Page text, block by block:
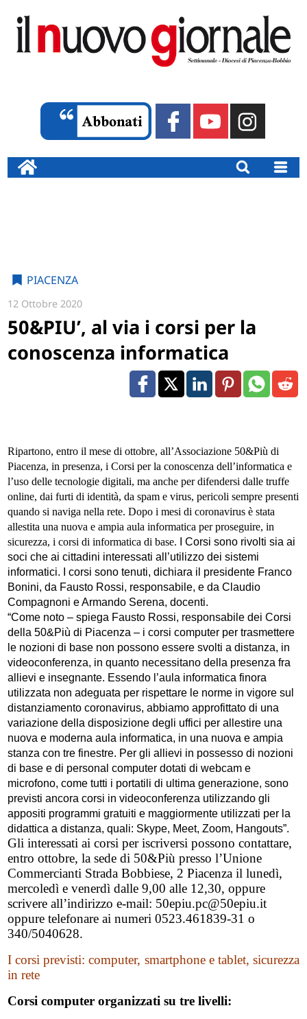
PIACENZA
12 Ottobre 2020
50&PIU’, al via i corsi per la
conoscenza informatica
Ripartono, entro il mese di ottobre, all’Associazione 50&Più di
Piacenza, in presenza, i Corsi per la conoscenza dell’informatica e
l’uso delle tecnologie digitali, ma ancheper difendersi dalle truffe
online, dai furti di identità, da spam e virus, pericoli sempre presenti
quando si naviga nella rete. Dopo i mesi di coronavirus è stata
allestita una nuova e ampia aula informatica per proseguire, in
sicurezza, i corsi di informatica di base.
I Corsi sono rivolti sia ai
soci che ai cittadini interessati all’utilizzo dei sistemi
informatici. I corsi sono tenuti, dichiara il presidente Franco
Bonini, da Fausto Rossi, responsabile, e da Claudio
Compagnoni e Armando Serena, docenti.
“Come noto – spiega Fausto Rossi, responsabile dei Corsi
della 50&Più di Piacenza – i corsi computer per trasmettere
le nozioni di base non possono essere svolti a distanza, in
videoconferenza, in quanto necessitano della presenza fra
allievi e insegnante. Essendo l’aula informatica finora
utilizzata non adeguata per rispettare le norme in vigore sul
distanziamento coronavirus, abbiamo approfittato di una
variazione della disposizione degli uffici per allestire una
nuova e moderna aula informatica, in una nuova e ampia
stanza con tre finestre. Per gli allievi in possesso di nozioni
di base e di personal computer dotati di webcam e
microfono, come tutti i portatili di ultima generazione, sono
previsti ancora corsi in videoconferenza utilizzando gli
appositi programmi gratuiti e maggiormente utilizzati per la
didattica a distanza, quali: Skype, Meet, Zoom, Hangouts”.
Gli interessati ai corsi per iscriversi possono contattare,
entro ottobre, la sede di 50&Più presso l’Unione
Commercianti Strada Bobbiese, 2 Piacenza il lunedì,
mercoledì e venerdì dalle 9,00 alle 12,30, oppure
scrivere all’indirizzo e-mail: 50epiu.pc@50epiu.it
oppure telefonareai numeri 0523.461839-31 o
340/5040628.
I corsi previsti: computer, smartphone e tablet, sicurezza
in rete
Corsi computer organizzati su tre livelli: